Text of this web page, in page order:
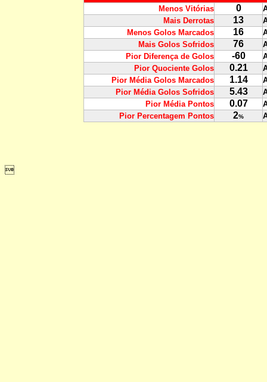
Menos Vitórias 0
Mais Derrotas
13
Menos Golos Marcados
16
Mais Golos Sofridos
76
Pior Diferença de Golos
-60
Pior Quociente Golos
0.21
Pior Média Golos Marcados
1.14
Pior Média Golos Sofridos
5.43
Pior Média Pontos
0.07
Pior Percentagem Pontos
2%
